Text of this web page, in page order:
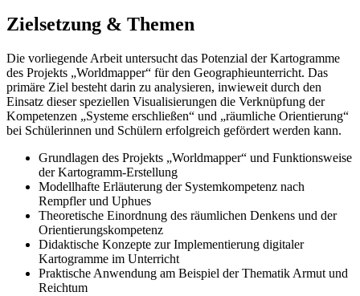
Zielsetzung & Themen
Die vorliegende Arbeit untersucht das Potenzial der Kartogramme
des Projekts „Worldmapper“ für den Geographieunterricht. Das
primäre Ziel besteht darin zu analysieren, inwieweit durch den
Einsatz dieser speziellen Visualisierungen die Verknüpfung der
Kompetenzen „Systeme erschließen“ und „räumliche Orientierung“
bei Schülerinnen und Schülern erfolgreich gefördert werden kann.
Grundlagen des Projekts „Worldmapper“ und Funktionsweise
der Kartogramm-Erstellung
Modellhafte Erläuterung der Systemkompetenz nach
Rempfler und Uphues
Theoretische Einordnung des räumlichen Denkens und der
Orientierungskompetenz
Didaktische Konzepte zur Implementierung digitaler
Kartogramme im Unterricht
Praktische Anwendung am Beispiel der Thematik Armut und
Reichtum